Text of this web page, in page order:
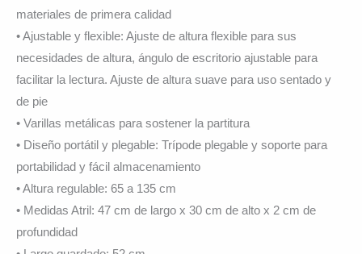
materiales de primera calidad
• Ajustable y flexible: Ajuste de altura flexible para sus
necesidades de altura, ángulo de escritorio ajustable para
facilitar la lectura. Ajuste de altura suave para uso sentado y
de pie
• Varillas metálicas para sostener la partitura
• Diseño portátil y plegable: Trípode plegable y soporte para
portabilidad y fácil almacenamiento
• Altura regulable: 65 a 135 cm
• Medidas Atril: 47 cm de largo x 30 cm de alto x 2 cm de
profundidad